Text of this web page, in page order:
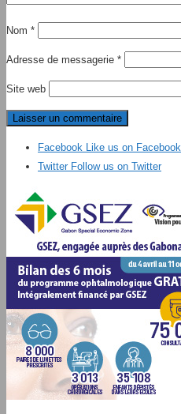
Nom *
Adresse de messagerie *
Site web
Facebook Like us on Facebook
Twitter Follow us on Twitter